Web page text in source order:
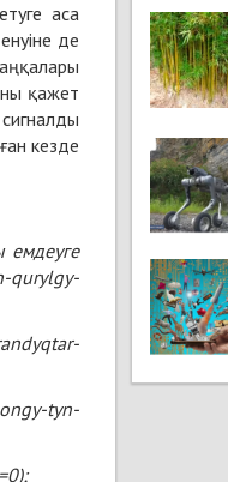
аса
де
қажет
кезде
емдеуге
qurylgy-
tyn-
);